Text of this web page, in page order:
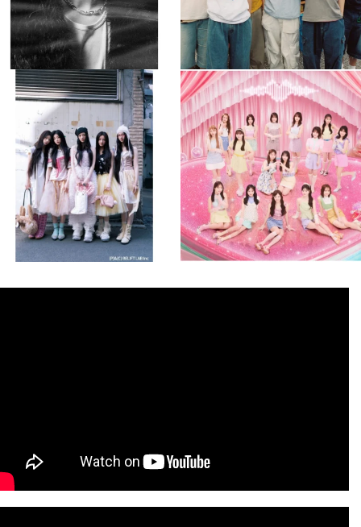
musicjapantv
💡8月特番放送決定！
8月 4
2 0
musicjapantv
💡8月特番放送決定！
...
8月 4
2 0